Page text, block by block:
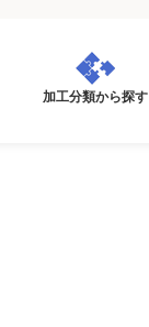
加工分類から探す